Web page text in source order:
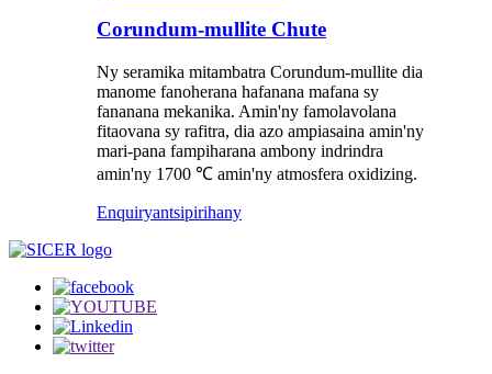
Corundum-mullite Chute
Ny seramika mitambatra Corundum-mullite dia
manome fanoherana hafanana mafana sy
fananana mekanika. Amin'ny famolavolana
fitaovana sy rafitra, dia azo ampiasaina amin'ny
mari-pana fampiharana ambony indrindra
amin'ny 1700 ℃ amin'ny atmosfera oxidizing.
Enquiryantsipirihany